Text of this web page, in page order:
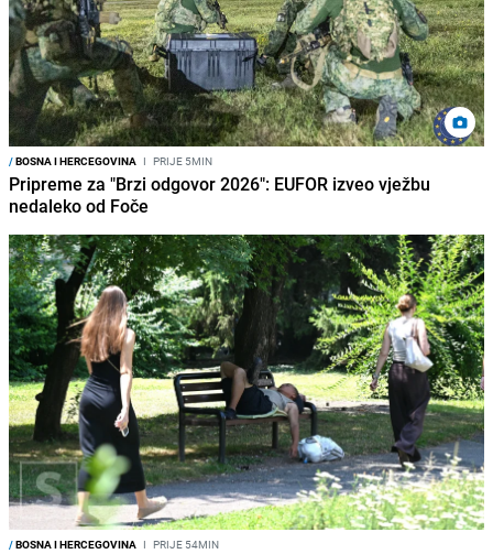
/BOSNA I HERCEGOVINA I PRIJE 5MIN
Pripreme za "Brzi odgovor 2026": EUFOR izveo vježbu
nedaleko od Foče
/BOSNA I HERCEGOVINA I PRIJE 54MIN